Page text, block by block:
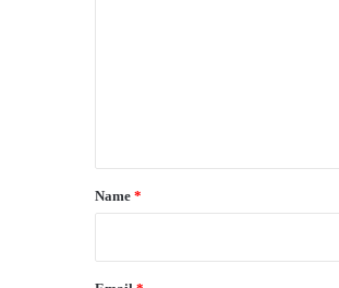
*
Name *